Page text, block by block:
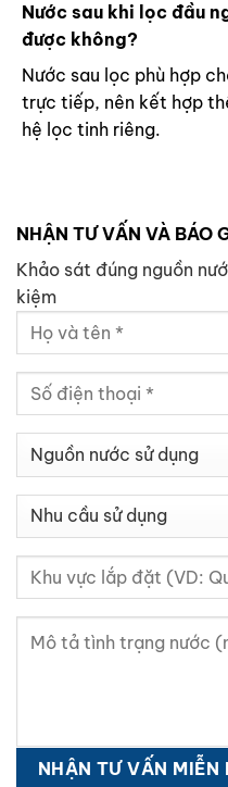
Nước sau khi lọc đầu
được không?
Nước sau lọc phù hợp
trực tiếp, nên kết hợp
hệ lọc tinh riêng.
NHẬN TƯ VẤN VÀ BÁO
Khảo sát đúng nguồn
kiệm